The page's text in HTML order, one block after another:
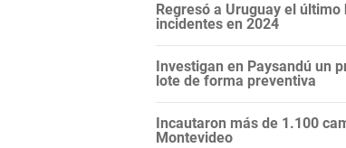
Regresó a Uruguay el
incidentes en 2024
Investigan en Paysandú un
lote de forma preventiva
Incautaron más de 1.100
Montevideo